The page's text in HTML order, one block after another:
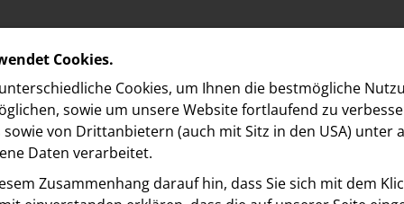
Cookies.
Cookies, um Ihnen die best­mögliche
sowie um unsere Website fortlaufend zu
von Drittanbietern (auch mit Sitz in den USA) unter
Daten verarbeitet.
Zusammenhang darauf hin, dass Sie sich mit dem